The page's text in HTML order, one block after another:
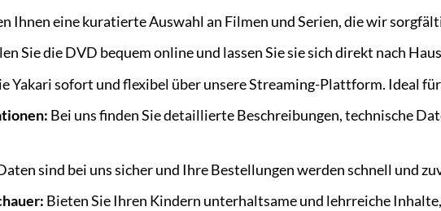
Ihnen eine kuratierte Auswahl an Filmen und Serien, die wir
Sie die DVD bequem online und lassen Sie sie sich direkt nach
Yakari sofort und flexibel über unsere Streaming-Plattform. Ideal
Bei uns finden Sie detaillierte Beschreibungen, technische
sind bei uns sicher und Ihre Bestellungen werden schnell und
Bieten Sie Ihren Kindern unterhaltsame und lehrreiche